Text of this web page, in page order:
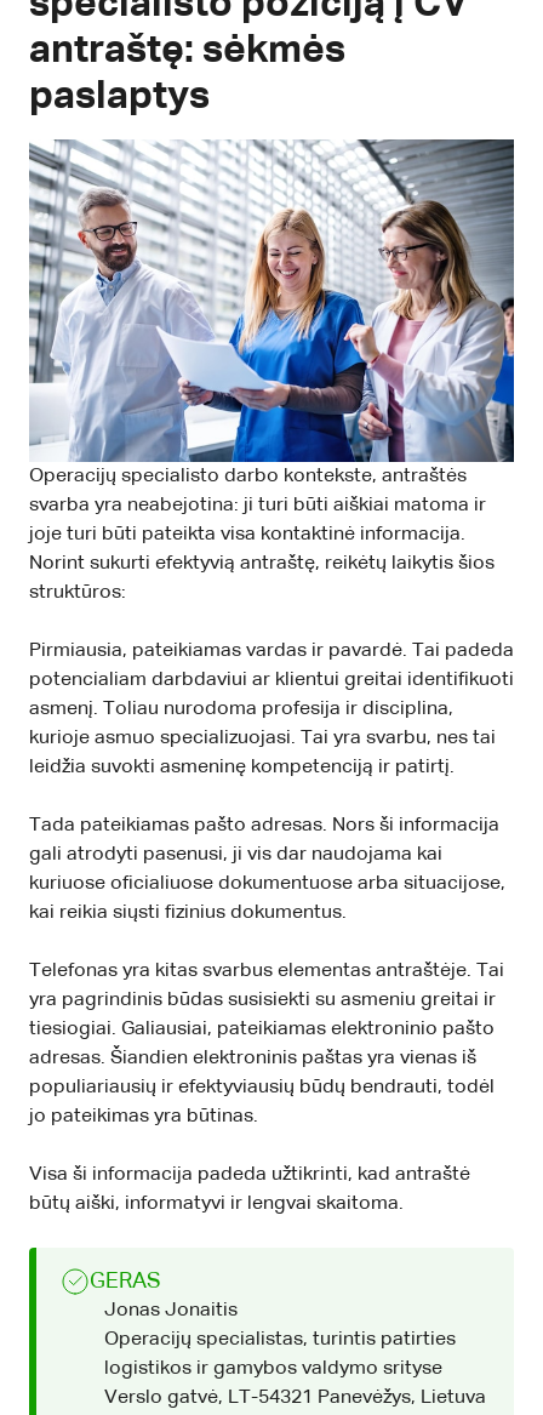
antraštę: sėkmės
paslaptys
Operacijų specialisto darbo kontekste, antraštės
svarba yra neabejotina: ji turi būti aiškiai matoma ir
joje turi būti pateikta visa kontaktinė informacija.
Norint sukurti efektyvią antraštę, reikėtų laikytis šios
struktūros:
Pirmiausia, pateikiamas vardas ir pavardė. Tai padeda
potencialiam darbdaviui ar klientui greitai identifikuoti
asmenį. Toliau nurodoma profesija ir disciplina,
kurioje asmuo specializuojasi. Tai yra svarbu, nes tai
leidžia suvokti asmeninę kompetenciją ir patirtį.
Tada pateikiamas pašto adresas. Nors ši informacija
gali atrodyti pasenusi, ji vis dar naudojama kai
kuriuose oficialiuose dokumentuose arba situacijose,
kai reikia siųsti fizinius dokumentus.
Telefonas yra kitas svarbus elementas antraštėje. Tai
yra pagrindinis būdas susisiekti su asmeniu greitai ir
tiesiogiai. Galiausiai, pateikiamas elektroninio pašto
adresas. Šiandien elektroninis paštas yra vienas iš
populiariausių ir efektyviausių būdų bendrauti, todėl
jo pateikimas yra būtinas.
Visa ši informacija padeda užtikrinti, kad antraštė
būtų aiški, informatyvi ir lengvai skaitoma.
GERAS
Jonas Jonaitis
Operacijų specialistas, turintis patirties
logistikos ir gamybos valdymo srityse
Verslo gatvė, LT-54321 Panevėžys, Lietuva